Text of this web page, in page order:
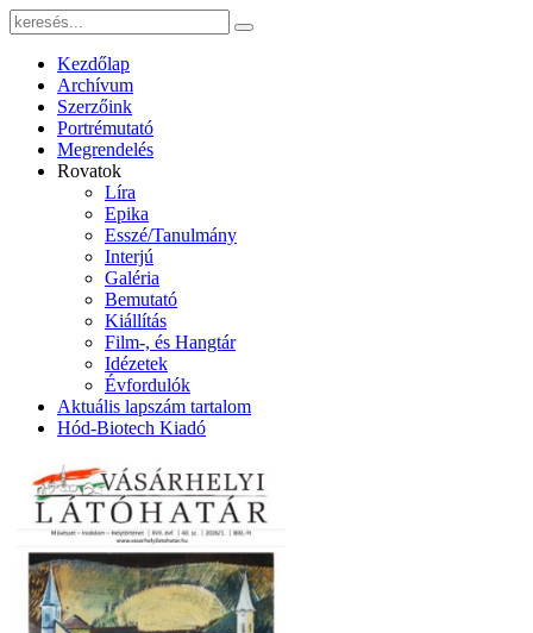
Kezdőlap
Archívum
Szerzőink
Portrémutató
Megrendelés
Rovatok
Líra
Epika
Esszé/Tanulmány
Interjú
Galéria
Bemutató
Kiállítás
Film-, és Hangtár
Idézetek
Évfordulók
Aktuális lapszám tartalom
Hód-Biotech Kiadó